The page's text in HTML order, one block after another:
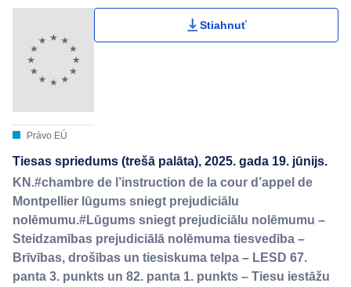
Právo EÚ
Stiahnuť
Tiesas spriedums (trešā palāta), 2025. gada 19. jūnijs.
KN.#chambre de l’instruction de la cour d’appel de
Montpellier lūgums sniegt prejudiciālu
nolēmumu.#Lūgums sniegt prejudiciālu nolēmumu –
Steidzamības prejudiciālā nolēmuma tiesvedība –
Brīvības, drošības un tiesiskuma telpa – LESD 67.
panta 3. punkts un 82. panta 1. punkts – Tiesu iestāžu